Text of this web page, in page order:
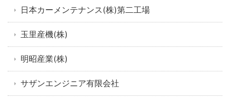
日本カーメンテナンス(株)第二工場
玉里産機(株)
明昭産業(株)
サザンエンジニア有限会社